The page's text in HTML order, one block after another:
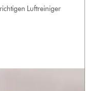
Luftreiniger